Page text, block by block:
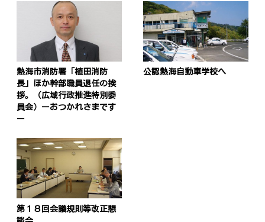
熱海市消防署「植田消防
長」ほか幹部職員退任の挨
拶。（広域行政推進特別委
員会）ーおつかれさまです
ー
公認熱海自動車学校へ
第１８回会議規則等改正懇